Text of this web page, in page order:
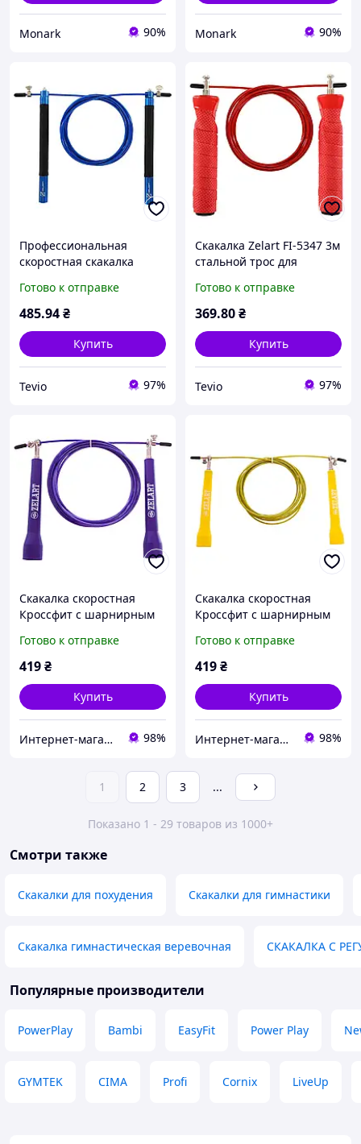
Monark 90% Monark 90%
Профессиональная
скоростная скакалка
стальным тросом для
тренировок синяя
Готово к отправке
485.94₴
Купить
Tevio 97%
Скакалка Zelart FI-5347 3м
стальной трос для
подшипником
Готово к отправке
369.80₴
Купить
Tevio 97%
Скакалка скоростная
Кроссфит с шарнирным
стальным тросом Zelart
2,75м цвета в ассортимен
Готово к отправке
419₴
Купить
Интернет-магазин «SPORT MANIA» 98%
Скакалка скоростная
Кроссфит с шарнирным
стальным тросом Zelart
2,75м цвета в ассортимен
Готово к отправке
419₴
Купить
Интернет-магазин «SPORT MANIA» 98%
1 2 3 ...
Показано 1 - 29 товаров из 1000+
Смотри также
Скакалки для похудения Скакалки для гимнастики
Скакалка гимнастическая веревочная СКАКАЛКА С
Популярные производители
PowerPlay Bambi EasyFit Power Play
GYMTEK CIMA Profi Cornix LiveUp